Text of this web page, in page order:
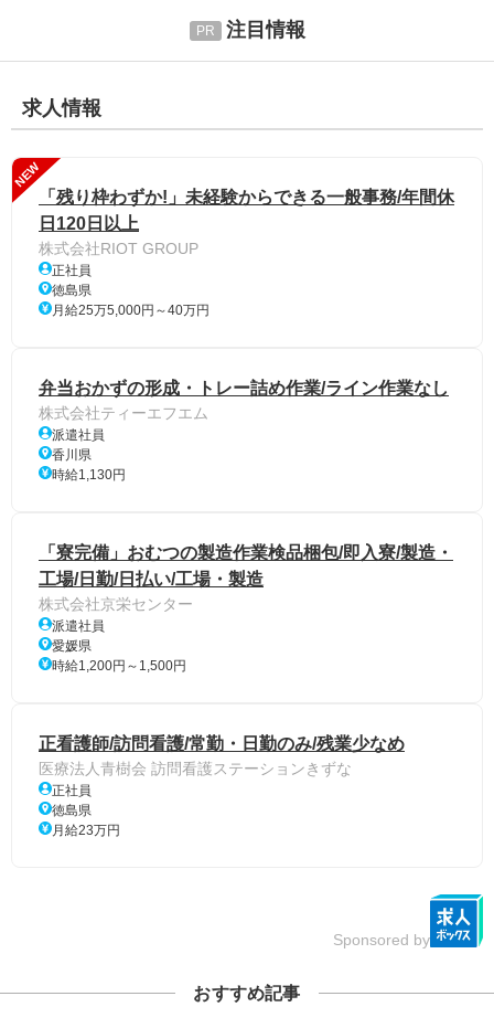
注目情報
求人情報
NEW
「残り枠わずか!」未経験からできる一般事務/年間休
日120日以上
株式会社RIOT GROUP
正社員
徳島県
月給25万5,000円～40万円
弁当おかずの形成・トレー詰め作業/ライン作業なし
株式会社ティーエフエム
派遣社員
香川県
時給1,130円
「寮完備」おむつの製造作業検品梱包/即入寮/製造・
工場/日勤/日払い/工場・製造
株式会社京栄センター
派遣社員
愛媛県
時給1,200円～1,500円
正看護師/訪問看護/常勤・日勤のみ/残業少なめ
医療法人青樹会 訪問看護ステーションきずな
正社員
徳島県
月給23万円
Sponsored by
おすすめ記事